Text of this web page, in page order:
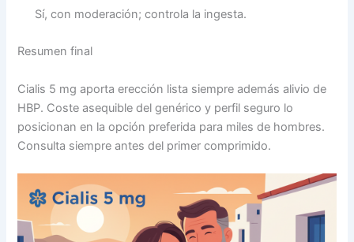
Sí, con moderación; controla la ingesta.
Resumen final
Cialis 5 mg aporta erección lista siempre además alivio de
HBP. Coste asequible del genérico y perfil seguro lo
posicionan en la opción preferida para miles de hombres.
Consulta siempre antes del primer comprimido.